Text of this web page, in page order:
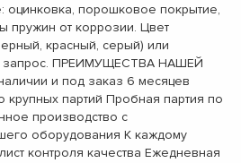
оцинковка, порошковое покрытие,
пружин от коррозии. Цвет
красный, серый) или
запрос. ПРЕИМУЩЕСТВА НАШЕЙ
и под заказ 6 месяцев
крупных партий Пробная партия по
производство с
оборудования К каждому
контроля качества Ежедневная